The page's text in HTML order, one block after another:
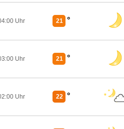
Uhr 21 °
Uhr 21 °
Uhr 22 °